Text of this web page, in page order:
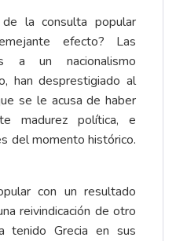
la consulta popular
efecto? Las
a un nacionalismo
han desprestigiado al
se le acusa de haber
madurez política, e
del momento histórico.
con un resultado
reivindicación de otro
tenido Grecia en sus